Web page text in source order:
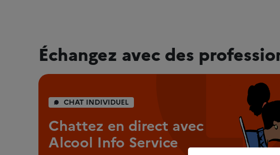
Échangez avec des
CHAT INDIVIDUEL
Chattez en direct avec
Alcool Info Service